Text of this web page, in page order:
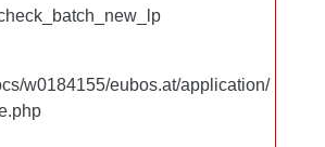
w0184155/eubos.at/application/
w0184155/eubos.at/application/